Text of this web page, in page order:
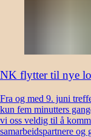
NK flytter til nye
Fra og med 9. juni
kun fem minutters
vi oss veldig til å
samarbeidspartnere og